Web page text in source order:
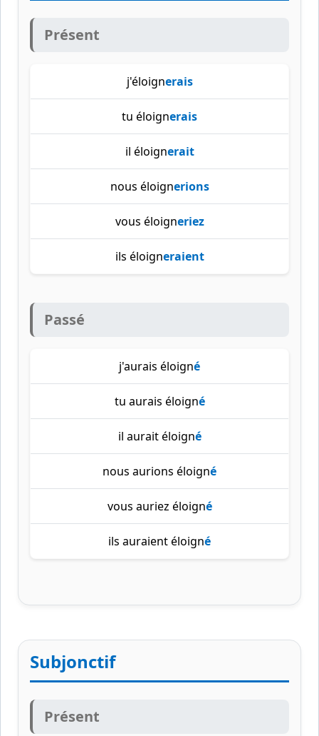
Présent
j'éloignerais
tu éloignerais
il éloignerait
nous éloignerions
vous éloigneriez
ils éloigneraient
Passé
j'aurais éloigné
tu aurais éloigné
il aurait éloigné
nous aurions éloigné
vous auriez éloigné
ils auraient éloigné
Subjonctif
Présent